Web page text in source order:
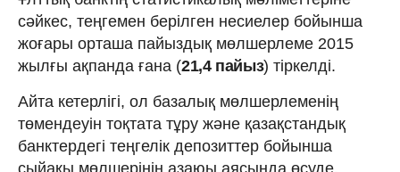
сәйкес, теңгемен берілген несиелер бойынша
жоғары орташа пайыздық мөлшерлеме 2015
жылғы ақпанда ғана (21,4 пайыз) тіркелді.
Айта кетерлігі, ол базалық мөлшерлеменің
төмендеуін тоқтата тұру және қазақстандық
банктердегі теңгелік депозиттер бойынша
сыйақы мөлшерінің азаюы аясында өсуде.